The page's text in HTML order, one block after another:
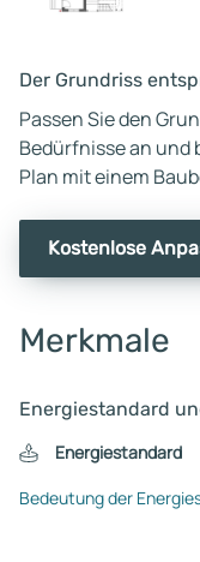
Der Grundriss
Passen Sie den
Bedürfnisse an und
Plan mit einem
Kostenlose
Merkmale
Energiestandard
Energiestandard
Bedeutung der